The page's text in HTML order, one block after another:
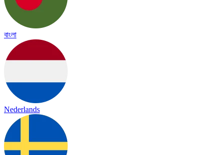
বাংলা
Nederlands